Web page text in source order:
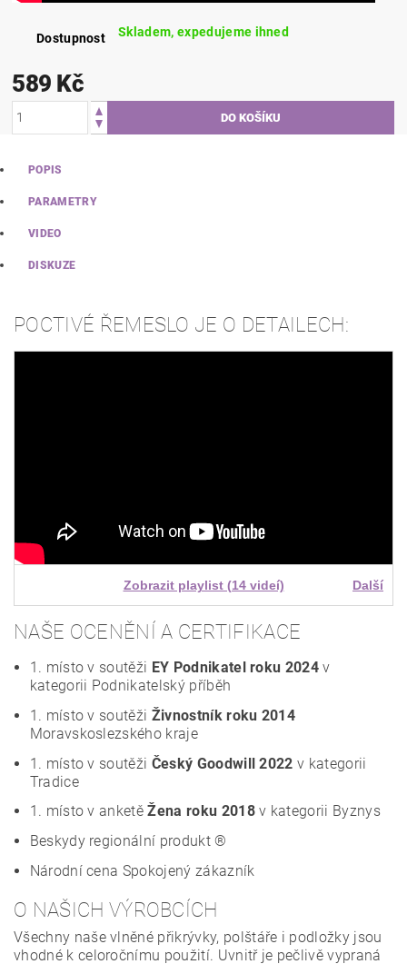
Dostupnost Skladem, expedujeme ihned
589 Kč
POPIS
PARAMETRY
VIDEO
DISKUZE
POCTIVÉ ŘEMESLO JE O DETAILECH:
Zobrazit playlist (14 videí) Další
NAŠE OCENĚNÍ A CERTIFIKACE
1. místo v soutěži EY Podnikatel roku 2024 v
kategorii Podnikatelský příběh
1. místo v soutěži Živnostník roku 2014
Moravskoslezského kraje
1. místo v soutěži Český Goodwill 2022 v kategorii
Tradice
1. místo v anketěŽena roku 2018v kategorii Byznys
Beskydy regionální produkt ®
Národní cena Spokojený zákazník
O NAŠICH VÝROBCÍCH
Všechny naše vlněné přikrývky, polštáře i podložky jsou
vhodné k celoročnímu použití. Uvnitř je pečlivě vypraná